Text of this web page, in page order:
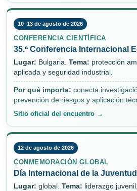
10–13 de agosto de 2026
CONFERENCIA CIENTÍFICA
35.ª Conferencia Internacional
Lugar: Bulgaria. Tema: protección
aplicada y seguridad industrial.
Por qué importa: conecta
prevención de riesgos y aplicación
Sitio oficial del encuentro →
12 de agosto de 2026
CONMEMORACIÓN GLOBAL
Día Internacional de la Juventud
Lugar: global. Tema: liderazgo